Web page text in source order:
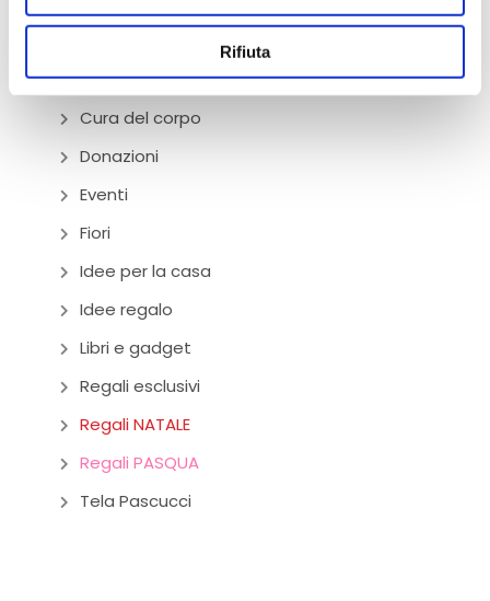
Rifiuta
Collane Banè
Cura del corpo
Donazioni
Eventi
Fiori
Idee per la casa
Idee regalo
Libri e gadget
Regali esclusivi
Regali NATALE
Regali PASQUA
Tela Pascucci